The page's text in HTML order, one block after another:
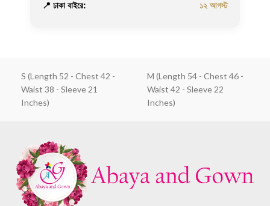
📍 ঢাকা বাইরে: ১২ আগস্ট
S (Length 52 - Chest 42 -
Waist 38 - Sleeve 21
Inches)
M (Length 54 - Chest 46 -
Waist 42 - Sleeve 22
Inches)